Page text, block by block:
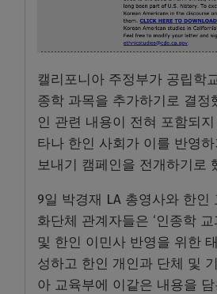
캘리포니아 주정부가 공립학
종학 과목을 추가하기로 결정
인 관련 내용이 전혀 포함되
타나 한인 사회가 이를 반영
보내기 캠페인을 전개하기로
9일 박경재 LA 총영사와 한인
화단체 관계자들은 ‘인종학
및 한인 이민사 반영을 위한
성하고 한인 개인과 단체 및
아 교육부에 이같은 내용을